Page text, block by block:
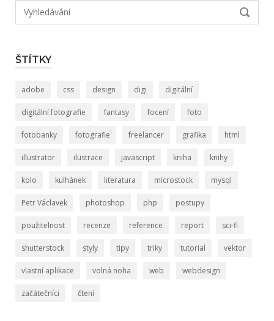
Hledat:
ŠTÍTKY
adobe css design digi digitální
digitální fotografie fantasy focení foto
fotobanky fotografie freelancer grafika html
illustrator ilustrace javascript kniha knihy
kolo kulhánek literatura microstock mysql
Petr Václavek photoshop php postupy
použitelnost recenze reference report sci-fi
shutterstock styly tipy triky tutorial vektor
vlastní aplikace volná noha web webdesign
začátečníci čtení